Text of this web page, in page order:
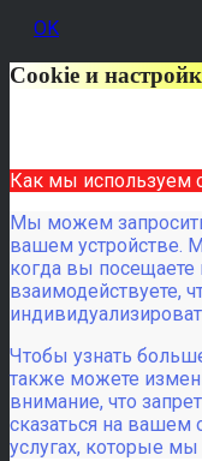
OK
Cookie и
Как мы используем
Мы можем
вашем устройстве.
когда вы
взаимодействуете,
Чтобы узнать
также можете
внимание, что
сказаться на вашем
услугах, которые